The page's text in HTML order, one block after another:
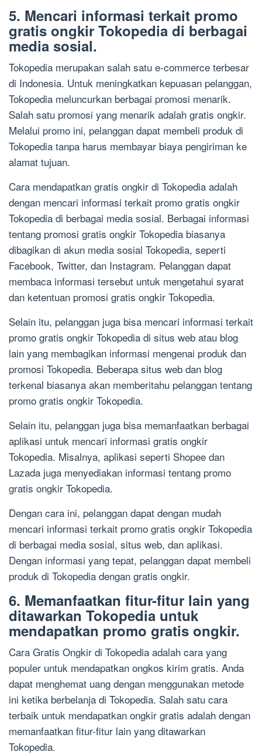
5. Mencari informasi terkait promo
gratis ongkir Tokopedia di berbagai
media sosial.
Tokopedia merupakan salah satu e-commerce terbesar
di Indonesia. Untuk meningkatkan kepuasan pelanggan,
Tokopedia meluncurkan berbagai promosi menarik.
Salah satu promosi yang menarik adalah gratis ongkir.
Melalui promo ini, pelanggan dapat membeli produk di
Tokopedia tanpa harus membayar biaya pengiriman ke
alamat tujuan.
Cara mendapatkan gratis ongkir di Tokopedia adalah
dengan mencari informasi terkait promo gratis ongkir
Tokopedia di berbagai media sosial. Berbagai informasi
tentang promosi gratis ongkir Tokopedia biasanya
dibagikan di akun media sosial Tokopedia, seperti
Facebook, Twitter, dan Instagram. Pelanggan dapat
membaca informasi tersebut untuk mengetahui syarat
dan ketentuan promosi gratis ongkir Tokopedia.
Selain itu, pelanggan juga bisa mencari informasi terkait
promo gratis ongkir Tokopedia di situs web atau blog
lain yang membagikan informasi mengenai produk dan
promosi Tokopedia. Beberapa situs web dan blog
terkenal biasanya akan memberitahu pelanggan tentang
promo gratis ongkir Tokopedia.
Selain itu, pelanggan juga bisa memanfaatkan berbagai
aplikasi untuk mencari informasi gratis ongkir
Tokopedia. Misalnya, aplikasi seperti Shopee dan
Lazada juga menyediakan informasi tentang promo
gratis ongkir Tokopedia.
Dengan cara ini, pelanggan dapat dengan mudah
mencari informasi terkait promo gratis ongkir Tokopedia
di berbagai media sosial, situs web, dan aplikasi.
Dengan informasi yang tepat, pelanggan dapat membeli
produk di Tokopedia dengan gratis ongkir.
6. Memanfaatkan fitur-fitur lain yang
ditawarkan Tokopedia untuk
mendapatkan promo gratis ongkir.
Cara Gratis Ongkir di Tokopedia adalah cara yang
populer untuk mendapatkan ongkos kirim gratis. Anda
dapat menghemat uang dengan menggunakan metode
ini ketika berbelanja di Tokopedia. Salah satu cara
terbaik untuk mendapatkan ongkir gratis adalah dengan
memanfaatkan fitur-fitur lain yang ditawarkan
Tokopedia.